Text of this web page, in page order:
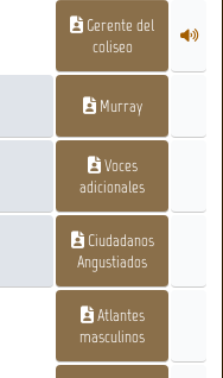
Gerente del
coliseo
Murray
Voces
adicionales
Ciudadanos
Angustiados
Atlantes
masculinos